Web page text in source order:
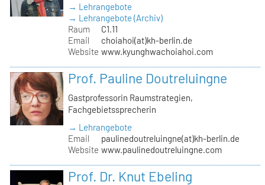
→ Lehrangebote
→ Lehrangebote (Archiv)
Raum
C1.11
Email
choiahoi(at)kh-berlin.de
Website www.kyunghwachoiahoi.com
Prof. Pauline Doutreluingne
Gastprofessorin Raumstrategien,
Fachgebietssprecherin
→ Lehrangebote
Email
paulinedoutreluingne(at)kh-berlin.de
Website www.paulinedoutreluingne.com
Prof. Dr. Knut Ebeling